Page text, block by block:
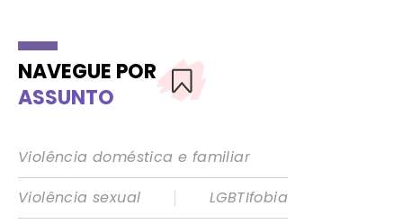
NAVEGUE POR
ASSUNTO
Violência doméstica e familiar
Violência sexual
|
LGBTIfobia